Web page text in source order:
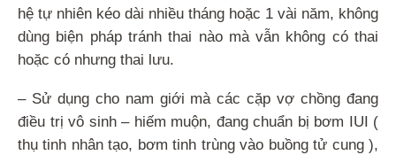
hệ tự nhiên kéo dài nhiều tháng hoặc 1 vài năm, không
dùng biện pháp tránh thai nào mà vẫn không có thai
hoặc có nhưng thai lưu.
– Sử dụng cho nam giới mà các cặp vợ chồng đang
điều trị vô sinh – hiếm muộn, đang chuẩn bị bơm IUI (
thụ tinh nhân tạo, bơm tinh trùng vào buồng tử cung ),